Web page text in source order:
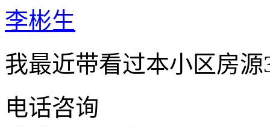
李彬生
我最近带看过本小区房
电话咨询